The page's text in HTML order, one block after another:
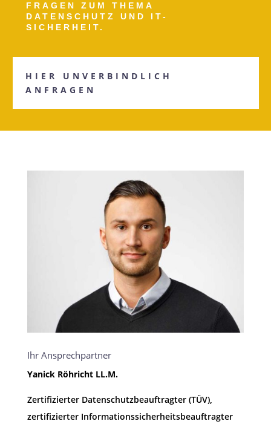
FRAGEN ZUM THEMA
DATENSCHUTZ UND IT-
SICHERHEIT.
HIER UNVERBINDLICH
ANFRAGEN
Ihr Ansprechpartner
Yanick Röhricht LL.M.
Zertifizierter Datenschutzbeauftragter (TÜV),
zertifizierter Informationssicherheitsbeauftragter